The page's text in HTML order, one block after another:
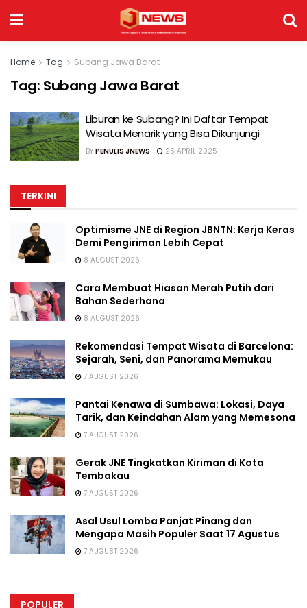
Home Tag Subang Jawa Barat
Tag: Subang Jawa Barat
Liburan ke Subang? Ini Daftar Tempat
Wisata Menarik yang Bisa Dikunjungi
BY PENULIS JNEWS 25 APRIL 2025
TERKINI
Optimisme JNE di Region JBNTN: Kerja Keras
Demi Pengiriman Lebih Cepat
8 AUGUST 2026
Cara Membuat Hiasan Merah Putih dari
Bahan Sederhana
8 AUGUST 2026
Rekomendasi Tempat Wisata di Barcelona:
Sejarah, Seni, dan Panorama Memukau
7 AUGUST 2026
Pantai Kenawa di Sumbawa: Lokasi, Daya
Tarik, dan Keindahan Alam yang Memesona
7 AUGUST 2026
Gerak JNE Tingkatkan Kiriman di Kota
Tembakau
7 AUGUST 2026
Asal Usul Lomba Panjat Pinang dan
Mengapa Masih Populer Saat 17 Agustus
7 AUGUST 2026
POPULER